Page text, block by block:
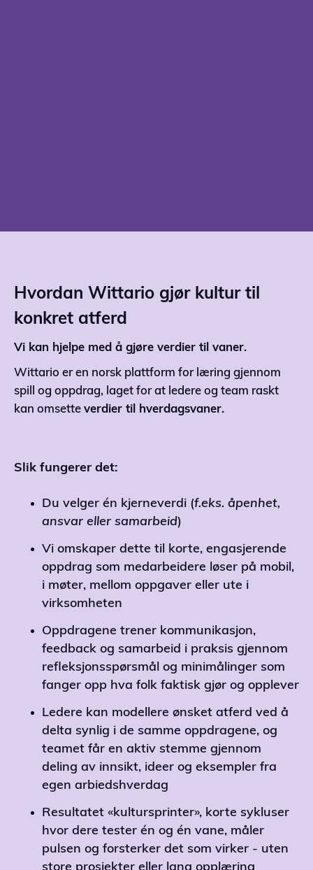
Hvordan Wittario gjør kultur til
konkret atferd
Vi kan hjelpe med å gjøre verdier til vaner.
Wittario er en norsk plattform for læring gjennom
spill og oppdrag, laget for at ledere og team raskt
kan omsette verdier til hverdagsvaner.
Slik fungerer det:
Du velger én kjerneverdi (f.eks. åpenhet,
ansvar eller samarbeid)
Vi omskaper dette til korte, engasjerende
oppdrag som medarbeidere løser på mobil,
i møter, mellom oppgaver eller ute i
virksomheten
Oppdragene trener kommunikasjon,
feedback og samarbeid i praksis gjennom
refleksjonsspørsmål og minimålinger som
fanger opp hva folk faktisk gjør og opplever
Ledere kan modellere ønsket atferd ved å
delta synlig i de samme oppdragene, og
teamet får en aktiv stemme gjennom
deling av innsikt, ideer og eksempler fra
egen arbiedshverdag
Resultatet «kultursprinter», korte sykluser
hvor dere tester én og én vane, måler
pulsen og forsterker det som virker - uten